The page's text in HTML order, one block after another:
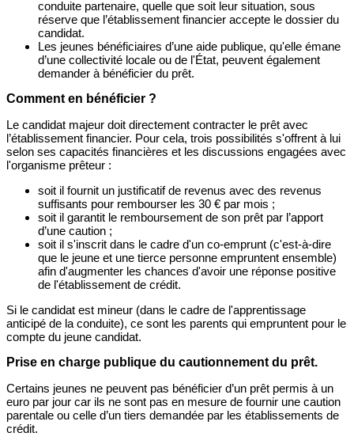
conduite partenaire, quelle que soit leur situation, sous
réserve que l’établissement financier accepte le dossier du
candidat.
Les jeunes bénéficiaires d’une aide publique, qu'elle émane
d’une collectivité locale ou de l'État, peuvent également
demander à bénéficier du prêt.
Comment en bénéficier ?
Le candidat majeur doit directement contracter le prêt avec
l’établissement financier. Pour cela, trois possibilités s'offrent à lui
selon ses capacités financières et les discussions engagées avec
l'organisme prêteur :
soit il fournit un justificatif de revenus avec des revenus
suffisants pour rembourser les 30 € par mois ;
soit il garantit le remboursement de son prêt par l’apport
d’une caution ;
soit il s'inscrit dans le cadre d'un co-emprunt (c'est-à-dire
que le jeune et une tierce personne empruntent ensemble)
afin d'augmenter les chances d'avoir une réponse positive
de l'établissement de crédit.
Si le candidat est mineur (dans le cadre de l'apprentissage
anticipé de la conduite), ce sont les parents qui empruntent pour le
compte du jeune candidat.
Prise en charge publique du cautionnement du prêt.
Certains jeunes ne peuvent pas bénéficier d’un prêt permis à un
euro par jour car ils ne sont pas en mesure de fournir une caution
parentale ou celle d’un tiers demandée par les établissements de
crédit.